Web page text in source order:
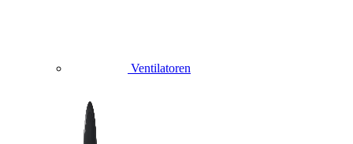
Ventilatoren